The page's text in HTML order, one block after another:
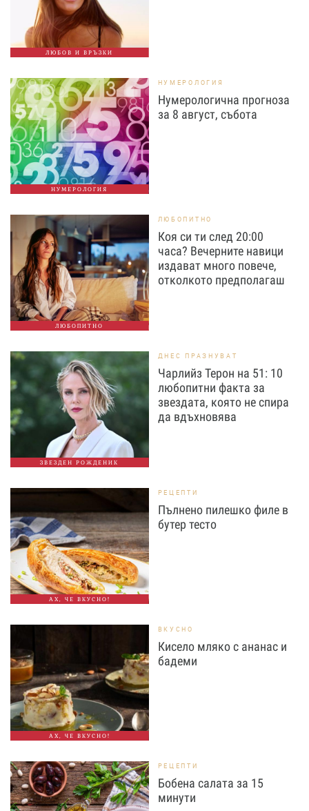
ЛЮБОВ И ВРЪЗКИ
НУМЕРОЛОГИЯ
НУМЕРОЛОГИЯ
Нумерологична прогноза
за 8 август, събота
ЛЮБОПИТНО
ЛЮБОПИТНО
Коя си ти след 20:00
часа? Вечерните навици
издават много повече,
отколкото предполагаш
ЗВЕЗДЕН РОЖДЕНИК
ДНЕС ПРАЗНУВАТ
Чарлийз Терон на 51: 10
любопитни факта за
звездата, която не спира
да вдъхновява
АХ, ЧЕ ВКУСНО!
РЕЦЕПТИ
Пълнено пилешко филе в
бутер тесто
АХ, ЧЕ ВКУСНО!
ВКУСНО
Кисело мляко с ананас и
бадеми
РЕЦЕПТИ
Бобена салата за 15
минути